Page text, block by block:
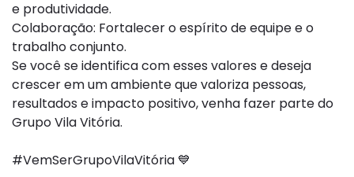
e produtividade.
Colaboração: Fortalecer o espírito de equipe e o
trabalho conjunto.
Se você se identifica com esses valores e deseja
crescer em um ambiente que valoriza pessoas,
resultados e impacto positivo, venha fazer parte do
Grupo Vila Vitória.
#VemSerGrupoVilaVitória 💙